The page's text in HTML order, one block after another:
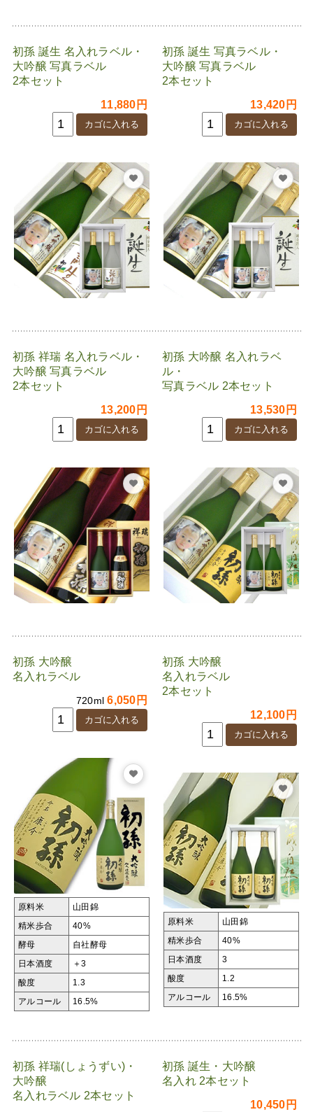
初孫 誕生 名入れラベル・
大吟醸 写真ラベル
2本セット
11,880円
初孫 誕生 写真ラベル・
大吟醸 写真ラベル
2本セット
13,420円
初孫 祥瑞 名入れラベル・
大吟醸 写真ラベル
2本セット
13,200円
初孫 大吟醸 名入れラベ
ル・
写真ラベル 2本セット
13,530円
初孫 大吟醸
名入れラベル
720ml6,050円
原料米 山田錦
精米歩合 40%
酵母 自社酵母
日本酒度 ＋3
酸度 1.3
アルコール 16.5%
初孫 大吟醸
名入れラベル
2本セット
12,100円
原料米 山田錦
精米歩合 40%
日本酒度 3
酸度 1.2
アルコール 16.5%
初孫 祥瑞(しょうずい)・
大吟醸
名入れラベル 2本セット
初孫 誕生・大吟醸
名入れ 2本セット
10,450円